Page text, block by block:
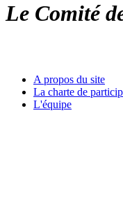
Le Comité
A propos du site
La charte de
L'équipe